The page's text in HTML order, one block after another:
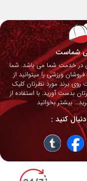
شماست
در خدمت شما می باشد. شما
ورزشی را میتوانید از
روی برند مورد نظرتان کلیک
بدست آورید. با استفاده از
بیشتر بخوانید
کنید :